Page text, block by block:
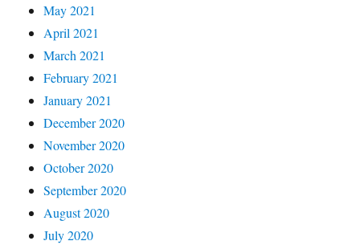
May 2021
April 2021
March 2021
February 2021
January 2021
December 2020
November 2020
October 2020
September 2020
August 2020
July 2020